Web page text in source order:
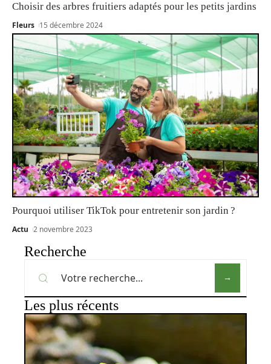
Choisir des arbres fruitiers adaptés pour les petits jardins
Fleurs 15 décembre 2024
Pourquoi utiliser TikTok pour entretenir son jardin ?
Actu 2 novembre 2023
Recherche
Les plus récents